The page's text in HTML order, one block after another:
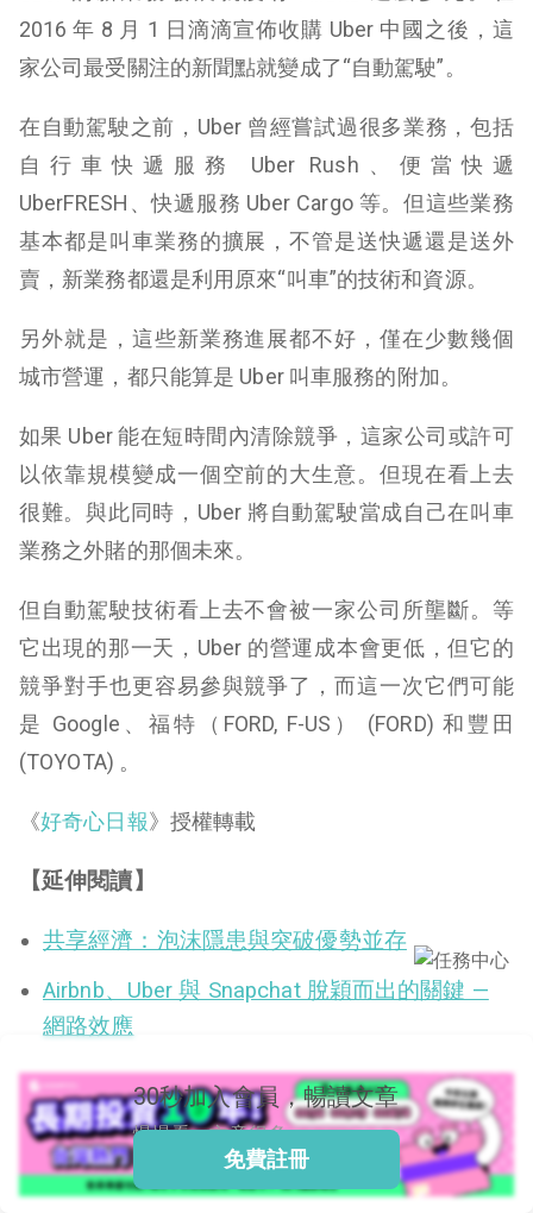
2016 年 8 月 1 日滴滴宣佈收購 Uber 中國之後，這
家公司最受關注的新聞點就變成了“自動駕駛”。
在自動駕駛之前，Uber 曾經嘗試過很多業務，包括
自行車快遞服務 Uber Rush、便當快遞
UberFRESH、快遞服務 Uber Cargo 等。但這些業務
基本都是叫車業務的擴展，不管是送快遞還是送外
賣，新業務都還是利用原來“叫車”的技術和資源。
另外就是，這些新業務進展都不好，僅在少數幾個
城市營運，都只能算是 Uber 叫車服務的附加。
如果 Uber 能在短時間內清除競爭，這家公司或許可
以依靠規模變成一個空前的大生意。但現在看上去
很難。與此同時，Uber 將自動駕駛當成自己在叫車
業務之外賭的那個未來。
但自動駕駛技術看上去不會被一家公司所壟斷。等
它出現的那一天，Uber 的營運成本會更低，但它的
競爭對手也更容易參與競爭了，而這一次它們可能
是 Google、福特（FORD, F-US） (FORD) 和豐田
(TOYOTA) 。
《好奇心日報》授權轉載
【延伸閱讀】
共享經濟：泡沫隱患與突破優勢並存
Airbnb、Uber 與 Snapchat 脫穎而出的關鍵 —
網路效應
30秒加入會員，暢讀文章
慢慢看，文章很多
免費註冊
出國就缺這咖？股
感會員免費帶回
吋上掀行李箱